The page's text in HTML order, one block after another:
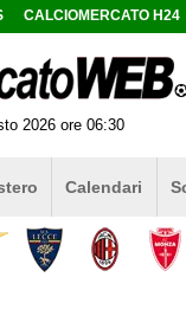
CALCIOMERCATO H24
2026 ore 06:30
Calendari